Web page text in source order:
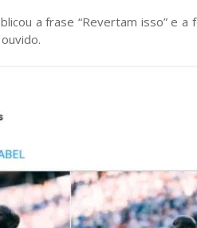
a frase “Revertam isso” e